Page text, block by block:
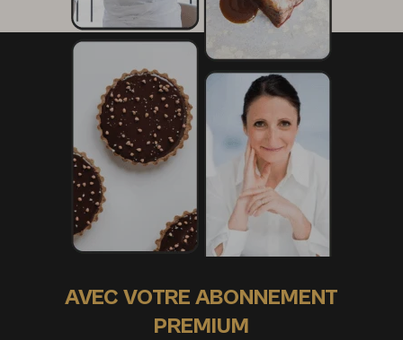
AVEC VOTRE ABONNEMENT
PREMIUM